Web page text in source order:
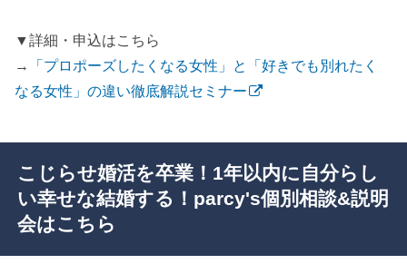
▼詳細・申込はこちら
→
「プロポーズしたくなる女性」と「好きでも別れたく
なる女性」の違い徹底解説セミナー
こじらせ婚活を卒業！1年以内に自分らし
い幸せな結婚する！parcy's個別相談&説明
会はこちら